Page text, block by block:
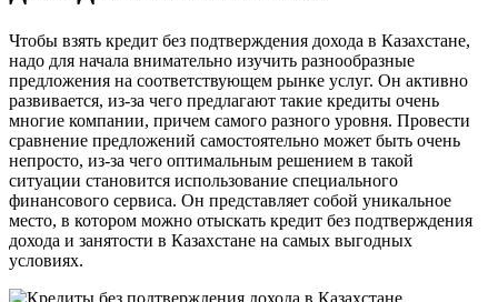
Чтобы взять кредит без подтверждения дохода в Казахстане,
надо для начала внимательно изучить разнообразные
предложения на соответствующем рынке услуг. Он активно
развивается, из-за чего предлагают такие кредиты очень
многие компании, причем самого разного уровня. Провести
сравнение предложений самостоятельно может быть очень
непросто, из-за чего оптимальным решением в такой
ситуации становится использование специального
финансового сервиса. Он представляет собой уникальное
место, в котором можно отыскать кредит без подтверждения
дохода и занятости в Казахстане на самых выгодных
условиях.